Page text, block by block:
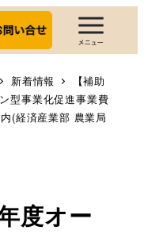
新着情報
【補助
型事業化促進事業費
(経済産業部 農業局
度オー